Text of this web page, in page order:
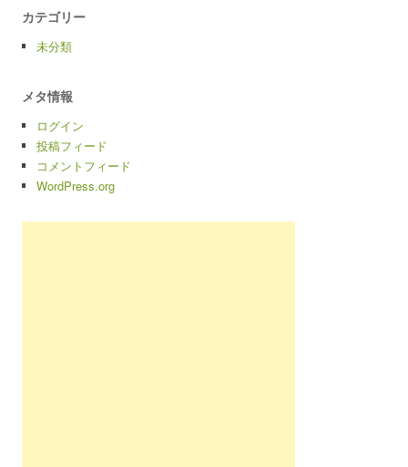
カテゴリー
未分類
メタ情報
ログイン
投稿フィード
コメントフィード
WordPress.org